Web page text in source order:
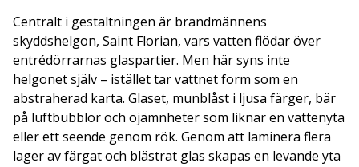
Centralt i gestaltningen är brandmännens
skyddshelgon, Saint Florian, vars vatten flödar över
entrédörrarnas glaspartier. Men här syns inte
helgonet själv – istället tar vattnet form som en
abstraherad karta. Glaset, munblåst i ljusa färger, bär
på luftbubblor och ojämnheter som liknar en vattenyta
eller ett seende genom rök. Genom att laminera flera
lager av färgat och blästrat glas skapas en levande yta